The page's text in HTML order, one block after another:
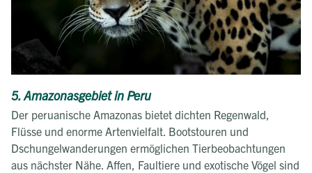
5. Amazonasgebiet in Peru
Der peruanische Amazonas bietet dichten Regenwald,
Flüsse und enorme Artenvielfalt. Bootstouren und
Dschungelwanderungen ermöglichen Tierbeobachtungen
aus nächster Nähe. Affen, Faultiere und exotische Vögel sind